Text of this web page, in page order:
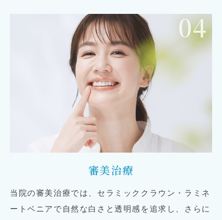
04
審美治療
当院の審美治療では、セラミッククラウン・ラミネ
ートベニアで自然な白さと透明感を追求し、さらに